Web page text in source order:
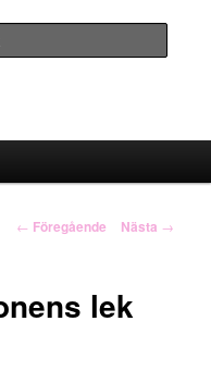
Inläggsnavigering
← Föregående Nästa →
lek